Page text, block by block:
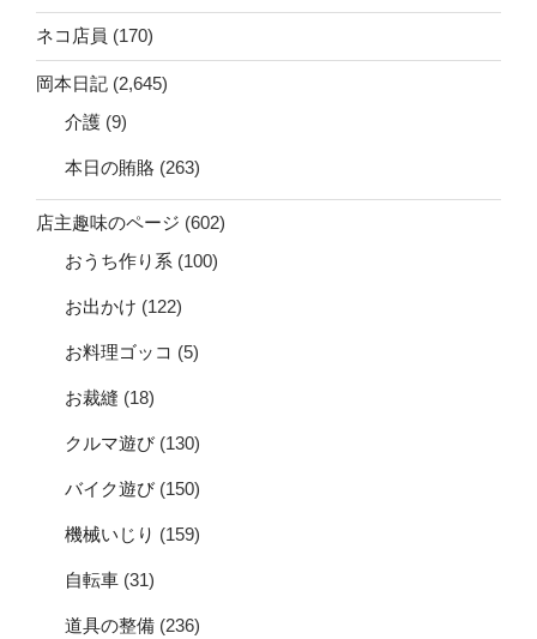
ネコ店員 (170)
岡本日記 (2,645)
介護 (9)
本日の賄賂 (263)
店主趣味のページ (602)
おうち作り系 (100)
お出かけ (122)
お料理ゴッコ (5)
お裁縫 (18)
クルマ遊び (130)
バイク遊び (150)
機械いじり (159)
自転車 (31)
道具の整備 (236)